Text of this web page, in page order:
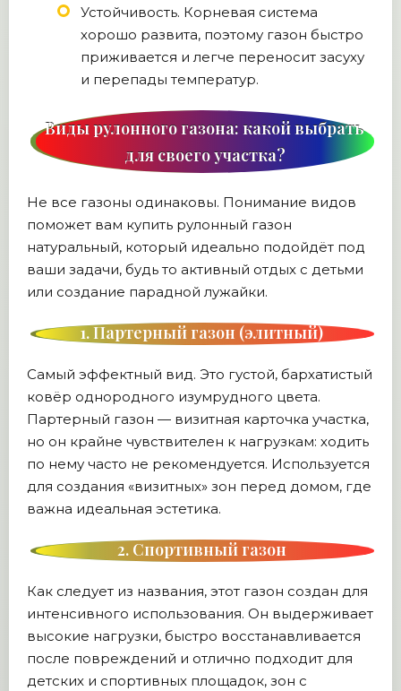
Устойчивость. Корневая система
хорошо развита, поэтому газон быстро
приживается и легче переносит засуху
и перепады температур.
Виды рулонного газона: какой выбрать
для своего участка?
Не все газоны одинаковы. Понимание видов
поможет вам купить рулонный газон
натуральный, который идеально подойдёт под
ваши задачи, будь то активный отдых с детьми
или создание парадной лужайки.
1. Партерный газон (элитный)
Самый эффектный вид. Это густой, бархатистый
ковёр однородного изумрудного цвета.
Партерный газон — визитная карточка участка,
но он крайне чувствителен к нагрузкам: ходить
по нему часто не рекомендуется. Используется
для создания «визитных» зон перед домом, где
важна идеальная эстетика.
2. Спортивный газон
Как следует из названия, этот газон создан для
интенсивного использования. Он выдерживает
высокие нагрузки, быстро восстанавливается
после повреждений и отлично подходит для
детских и спортивных площадок, зон с